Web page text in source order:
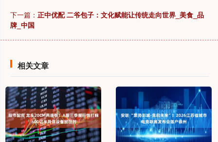
下一篇： 正中优配 二爷包子：文化赋能让传统走向世界_美食_品
牌_中国
相关文章